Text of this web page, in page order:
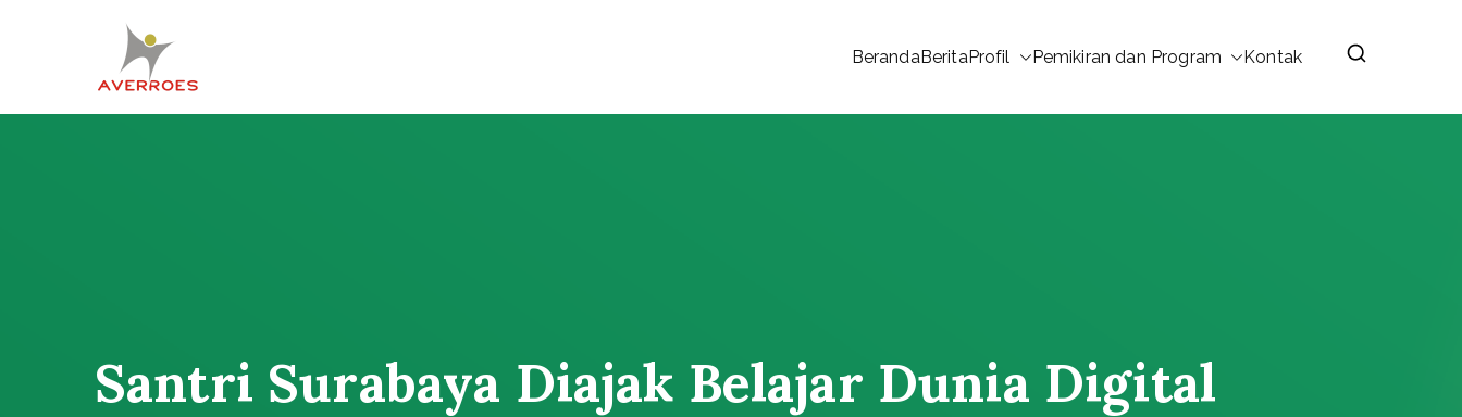
BerandaBeritaProfil Pemikiran dan Program Kontak
Santri Surabaya Diajak Belajar Dunia Digital